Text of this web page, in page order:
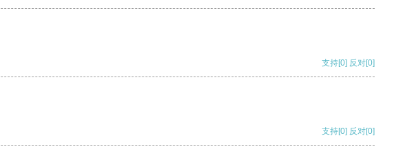
支持[0] 反对[0]
支持[0] 反对[0]